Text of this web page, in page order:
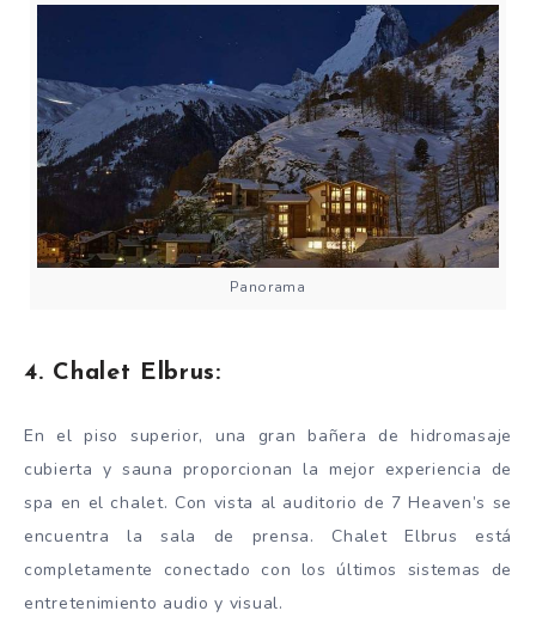
Panorama
4. Chalet Elbrus:
En el piso superior, una gran bañera de hidromasaje
cubierta y sauna proporcionan la mejor experiencia de
spa en el chalet. Con vista al auditorio de 7 Heaven’s se
encuentra la sala de prensa. Chalet Elbrus está
completamente conectado con los últimos sistemas de
entretenimiento audio y visual.